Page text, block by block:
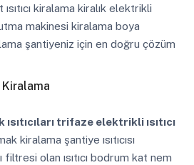
ısıtıcı kiralama kiralık elektrikli
makinesi kiralama boya
şantiyeniz için en doğru çözüm
Kiralama
ısıtıcıları trifaze elektrikli ısıtıcı
kiralama şantiye ısıtıcısı
filtresi olan ısıtıcı bodrum kat nem